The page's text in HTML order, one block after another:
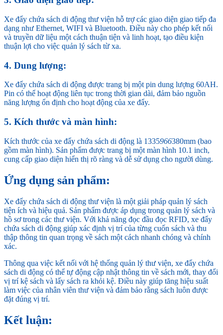
Xe đẩy chứa sách di động thư viện hỗ trợ các giao diện giao tiếp đa
dạng như Ethernet, WIFI và Bluetooth. Điều này cho phép kết nối
và truyền dữ liệu một cách thuận tiện và linh hoạt, tạo điều kiện
thuận lợi cho việc quản lý sách từ xa.
4. Dung lượng:
Xe đẩy chứa sách di động được trang bị một pin dung lượng 60AH.
Pin có thể hoạt động liên tục trong thời gian dài, đảm bảo nguồn
năng lượng ổn định cho hoạt động của xe đẩy.
5. Kích thước và màn hình:
Kích thước của xe đẩy chứa sách di động là 1335966380mm (bao
gồm màn hình). Sản phẩm được trang bị một màn hình 10.1 inch,
cung cấp giao diện hiển thị rõ ràng và dễ sử dụng cho người dùng.
Ứng dụng sản phẩm:
Xe đẩy chứa sách di động thư viện là một giải pháp quản lý sách
tiện ích và hiệu quả. Sản phẩm được áp dụng trong quản lý sách và
hồ sơ trong các thư viện. Với khả năng đọc đầu đọc RFID, xe đẩy
chứa sách di động giúp xác định vị trí của từng cuốn sách và thu
thập thông tin quan trọng về sách một cách nhanh chóng và chính
xác.
Thông qua việc kết nối với hệ thống quản lý thư viện, xe đẩy chứa
sách di động có thể tự động cập nhật thông tin về sách mới, thay đổi
vị trí kệ sách và lấy sách ra khỏi kệ. Điều này giúp tăng hiệu suất
làm việc của nhân viên thư viện và đảm bảo rằng sách luôn được
đặt đúng vị trí.
Kết luận: